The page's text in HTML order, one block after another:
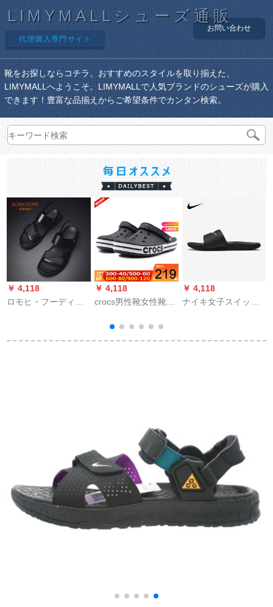
LIMYMALLシューズ通販
代理購入専門サイト
お問い合わせ
靴をお探しならコチラ。おすすめのスタイルを取り揃えた、
LIMYMALLへようこそ。LIMYMALLで人気ブランドのシューズが購入
できます！豊富な品揃えからご希望条件でカンタン検索。
￥ 4,118
ロモヒ・フーディ軽
新作ファンシー・ロ
￥ 4,118
crocs男性靴女性靴
ーツビィーブーツ軽
便で通気性滑り止め
￥ 4,118
ナイキ女子スイッパ
8193-035コド/3 Y